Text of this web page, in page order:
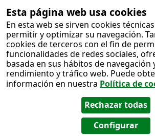
Esta página web usa cookies
En esta web se sirven cookies
permitir y optimizar su navegación.
cookies de terceros con el fin de
funcionalidades de redes sociales,
basada en sus hábitos de navegación
rendimiento y tráfico web. Puede
información en nuestra Política de